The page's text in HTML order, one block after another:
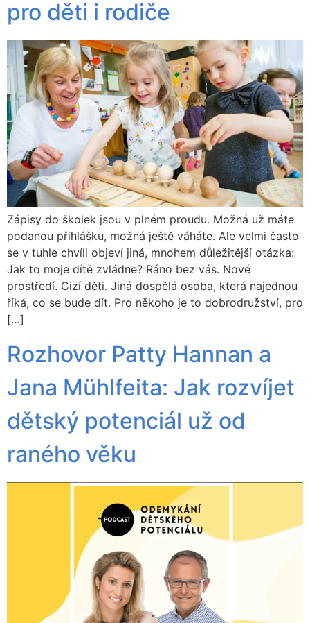
pro děti i rodiče
Zápisy do školek jsou v plném proudu. Možná už máte
podanou přihlášku, možná ještě váháte. Ale velmi často
se v tuhle chvíli objeví jiná, mnohem důležitější otázka:
Jak to moje dítě zvládne? Ráno bez vás. Nové
prostředí. Cizí děti. Jiná dospělá osoba, která najednou
říká, co se bude dít. Pro někoho je to dobrodružství, pro
[…]
Rozhovor Patty Hannan a
Jana Mühlfeita: Jak rozvíjet
dětský potenciál už od
raného věku